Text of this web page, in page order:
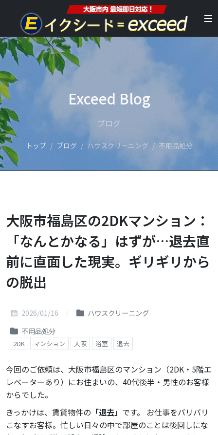
Exceed Blog
ブログ
トップ ブログ ハウスクリーニング 不用品処分
大阪市福島区の2DKマンション：
「なんとかなる」はずが…退去直
前に直面した現実。ギリギリから
の脱出
2026/01/16
ハウスクリーニング
不用品処分
2DK マンション 大阪 浴室 退去
今回のご依頼は、大阪市福島区のマンション（2DK・5階エ
レベーターあり）にお住まいの、40代後半・男性のお客様
からでした。
きっかけは、賃貸物件の 「退去」 です。 お仕事をバリバリ
こなすお客様。忙しい日々の中で部屋のことは後回しにな